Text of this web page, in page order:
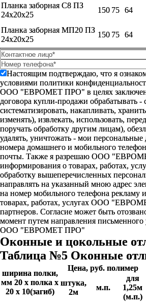
Планка заборная С8 ПЗ
24х20х25
150 75 64
Планка заборная МП20 ПЗ
24х20х25
150 75 64
Настоящим подтверждаю, что я
условиями политики
ООО "ЕВРОМЕТ ПРО" в целях
договора купли-продажи обрабатывать -
систематизировать, накапливать,
изменять), извлекать, использовать,
поручать обработку другим лицам),
удалять, уничтожать - мои
номера домашнего и мобильного
почты. Также я разрешаю ООО
информирования о товарах, работах,
обработку вышеперечисленных
направлять на указанный мною адрес
на номер мобильного телефона
товарах, работах, услугах ООО
партнеров. Согласие может быть
момент путем направления письменного
ООО "ЕВРОМЕТ ПРО"
Оконные и цокольные
Таблица №5 Оконные
ширина полки,
мм 20 х полка х
20 х 10(загиб)
Цена, руб. полимер
штука,
2м
м.п.
для
1,25м
(м.п.)